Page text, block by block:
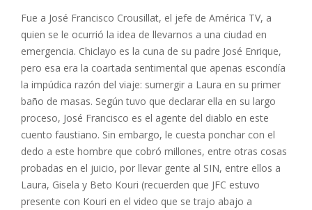
Fue a José Francisco Crousillat, el jefe de América TV, a
quien se le ocurrió la idea de llevarnos a una ciudad en
emergencia. Chiclayo es la cuna de su padre José Enrique,
pero esa era la coartada sentimental que apenas escondía
la impúdica razón del viaje: sumergir a Laura en su primer
baño de masas. Según tuvo que declarar ella en su largo
proceso, José Francisco es el agente del diablo en este
cuento faustiano. Sin embargo, le cuesta ponchar con el
dedo a este hombre que cobró millones, entre otras cosas
probadas en el juicio, por llevar gente al SIN, entre ellos a
Laura, Gisela y Beto Kouri (recuerden que JFC estuvo
presente con Kouri en el video que se trajo abajo a